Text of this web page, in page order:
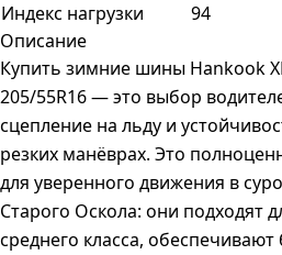
Индекс нагрузки
94
Описание
Купить зимние шины Hankook
205/55R16 — это выбор
сцепление на льду и
резких манёврах. Это
для уверенного движения в
Старого Оскола: они подходят
среднего класса,